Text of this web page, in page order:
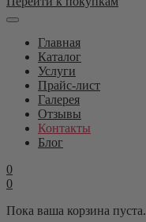
Главная
Каталог
Услуги
Прайс-лист
Галерея
Отзывы
Контакты
Блог
0
0
Пока ваша корзина пуста.